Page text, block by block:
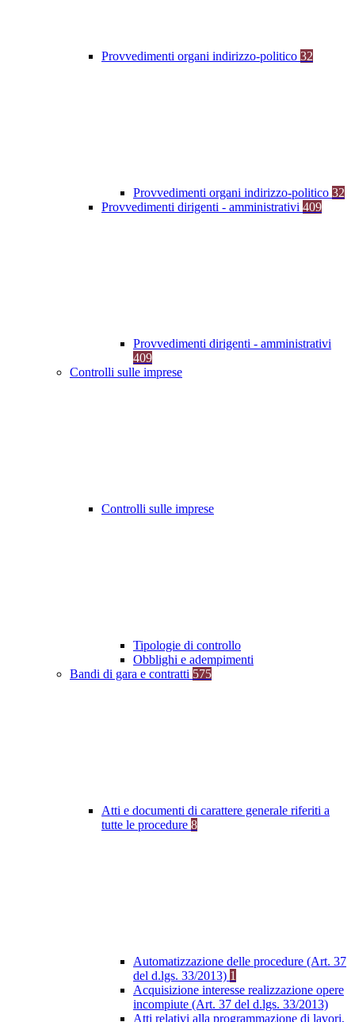
Provvedimenti organi indirizzo-politico 32
Provvedimenti organi indirizzo-politico 32
Provvedimenti dirigenti - amministrativi 409
Provvedimenti dirigenti - amministrativi
409
Controlli sulle imprese
Controlli sulle imprese
Tipologie di controllo
Obblighi e adempimenti
Bandi di gara e contratti 575
Atti e documenti di carattere generale riferiti a
tutte le procedure 8
Automatizzazione delle procedure (Art. 37
del d.lgs. 33/2013) 1
Acquisizione interesse realizzazione opere
incompiute (Art. 37 del d.lgs. 33/2013)
Atti relativi alla programmazione di lavori,